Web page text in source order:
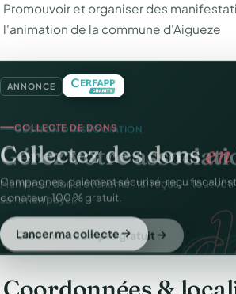
Promouvoir et organiser des
l'animation de la commune d'Aigueze
ANNONCE
GESTION D'ASSOCIATION
Gérez votre
Membres, dons, événements, reçus — tout
sans rien payer.
Créer mon compte gratuit